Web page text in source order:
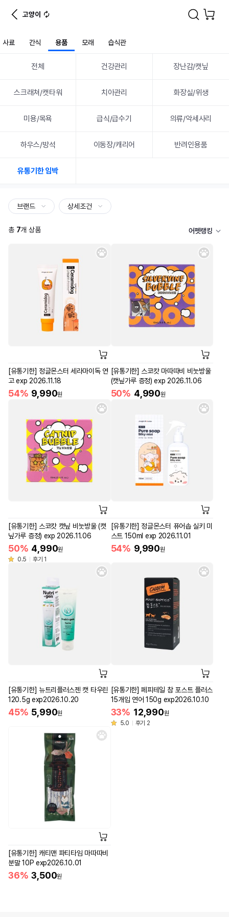
고양이
사료 간식 용품 모래 습식관
전체 건강관리 장난감/캣닢
스크래쳐/캣타워 치아관리 화장실/위생
미용/목욕 급식/급수기 의류/악세사리
하우스/방석 이동장/캐리어 반려인용품
유통기한 임박
브랜드 상세조건
총 7개 상품 어펫랭킹
[유통기한] 정글몬스터 세라마이독 연
고 exp 2026.11.18
54% 9,990원
[유통기한] 스코캇 마따따비 비눗방울
(캣닢가루 증정) exp 2026.11.06
50% 4,990원
[유통기한] 스코캇 캣닢 비눗방울 (캣
닢가루 증정) exp 2026.11.06
50% 4,990원
0.5
후기 1
[유통기한] 정글몬스터 퓨어솝 실키 미
스트 150ml exp 2026.11.01
54% 9,990원
[유통기한] 뉴트리플러스젠 캣 타우린
120.5g exp2026.10.20
45% 5,990원
[유통기한] 페피테일 참 포스트 플러스
15개입 연어 150g exp2026.10.10
33% 12,990원
5.0
후기 2
[유통기한] 캐티맨 파티타임 마따따비
분말 10P exp2026.10.01
36% 3,500원